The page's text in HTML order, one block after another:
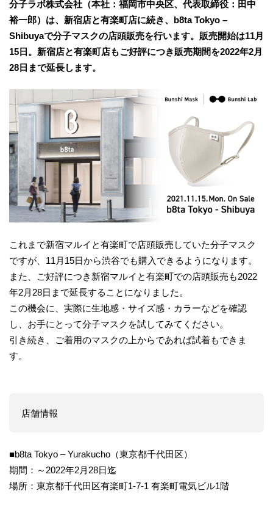
分子ラボ株式会社（本社：福岡市中央区、代表取締役：田中
裕一郎）は、新宿店と有楽町店に続き、b8ta Tokyo –
Shibuyaで分子マスクの店頭販売を行います。販売開始は11月
15日。新宿店と有楽町店もご好評につき販売期間を2022年2月
28日まで延長します。
これまで新宿マルイと有楽町で店頭販売していた分子マスク
ですが、11月15日から渋谷でも購入できるようになります。
また、ご好評につき新宿マルイと有楽町での店頭販売も2022
年2月28日まで延長することになりました。
この機会に、実際に生地感・サイズ感・カラーなどを確認
し、お手にとって分子マスクを試してみてください。
引き続き、ご着用のマスクの上からであれば試着もできま
す。
店舗情報
■b8ta Tokyo – Yurakucho（東京都千代田区）
期間：～2022年2月28日迄
場所：東京都千代田区有楽町1-7-1 有楽町電気ビル1階